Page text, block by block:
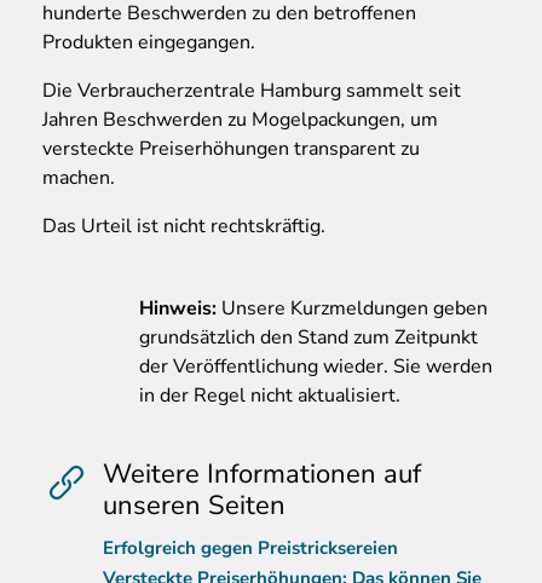
hunderte Beschwerden zu den betroffenen
Produkten eingegangen.
Die Verbraucherzentrale Hamburg sammelt seit
Jahren Beschwerden zu Mogelpackungen, um
versteckte Preiserhöhungen transparent zu
machen.
Das Urteil ist nicht rechtskräftig.
Hinweis: Unsere Kurzmeldungen geben
grundsätzlich den Stand zum Zeitpunkt
der Veröffentlichung wieder. Sie werden
in der Regel nicht aktualisiert.
Weitere Informationen auf
unseren Seiten
Erfolgreich gegen Preistricksereien